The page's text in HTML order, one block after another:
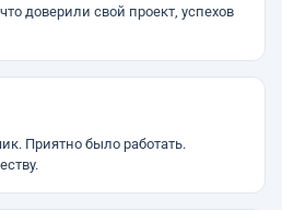
проект, успехов
Приятно было работать.